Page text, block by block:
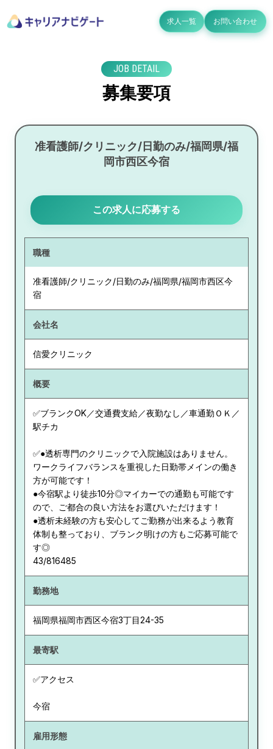
求人一覧 お問い合わせ
JOB DETAIL
募集要項
准看護師/クリニック/日勤のみ/福岡県/福
岡市西区今宿
この求人に応募する
職種
准看護師/クリニック/日勤のみ/福岡県/福岡市西区今
宿
会社名
信愛クリニック
概要
✅ブランクOK／交通費支給／夜勤なし／車通勤ＯＫ／
駅チカ
✅●透析専門のクリニックで入院施設はありません。
ワークライフバランスを重視した日勤帯メインの働き
方が可能です！
●今宿駅より徒歩10分◎マイカーでの通勤も可能です
ので、ご都合の良い方法をお選びいただけます！
●透析未経験の方も安心してご勤務が出来るよう教育
体制も整っており、ブランク明けの方もご応募可能で
す◎
43/816485
勤務地
福岡県福岡市西区今宿3丁目24-35
最寄駅
✅アクセス
今宿
雇用形態